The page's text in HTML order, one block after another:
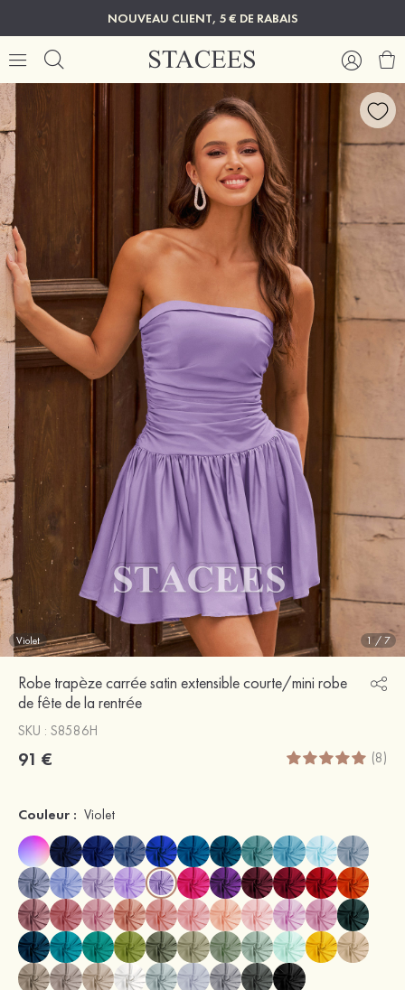
NOUVEAU CLIENT, 5 € DE RABAIS
Violet 1 /7
Robe trapèze carrée satin extensible courte/mini robe
de fête de la rentrée
SKU : S8586H
91 € (8)
Couleur : Violet